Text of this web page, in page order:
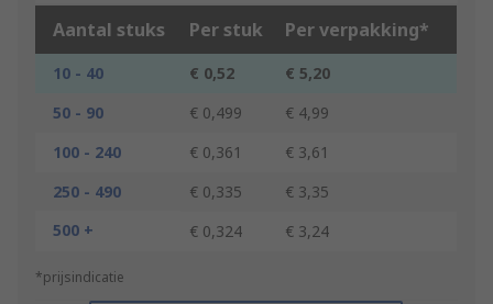
Aantal stuks Per stuk Per verpakking*
10 - 40 € 0,52
€ 5,20
50 - 90
€ 0,499
€ 4,99
100 - 240
€ 0,361
€ 3,61
250 - 490
€ 0,335
€ 3,35
500 +
€ 0,324 € 3,24
*prijsindicatie